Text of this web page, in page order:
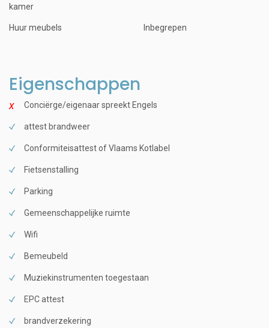
kamer
Huur meubels Inbegrepen
Eigenschappen
Conciërge/eigenaar spreekt Engels
attest brandweer
Conformiteisattest of Vlaams Kotlabel
Fietsenstalling
Parking
Gemeenschappelijke ruimte
Wifi
Bemeubeld
Muziekinstrumenten toegestaan
EPC attest
brandverzekering